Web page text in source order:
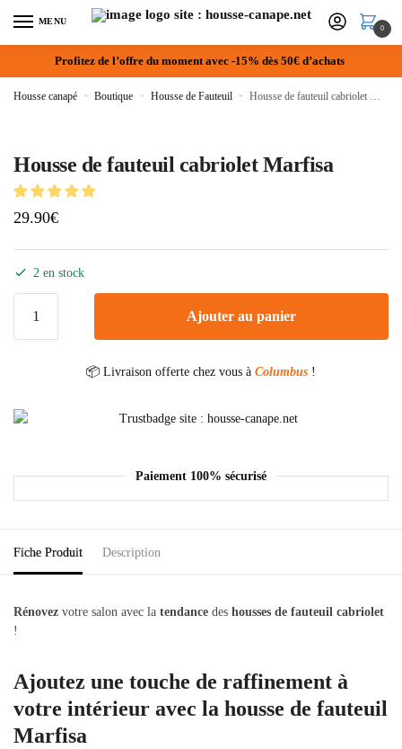
MENU
0
Profitez de l’offre du moment avec -15% dès 50€ d’achats
Housse canapé » Boutique » Housse de Fauteuil » Housse de fauteuil cabriolet Marfisa
Housse de fauteuil cabriolet Marfisa
29.90€
2 en stock
Ajouter au panier
📦 Livraison offerte chez vous à Columbus !
Paiement 100% sécurisé
Fiche Produit Description
Rénovez votre salon avec la tendance des housses de fauteuil cabriolet
!
Ajoutez une touche de raffinement à
votre intérieur avec la housse de fauteuil
Marfisa